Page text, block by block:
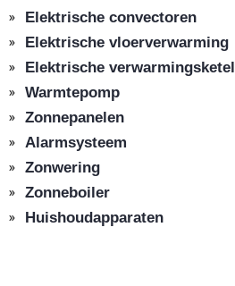
Elektrische convectoren
Elektrische vloerverwarming
Elektrische verwarmingsketel
Warmtepomp
Zonnepanelen
Alarmsysteem
Zonwering
Zonneboiler
Huishoudapparaten